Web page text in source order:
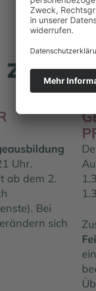
zur
Uhr.
ab dem 2.
Bei
sich